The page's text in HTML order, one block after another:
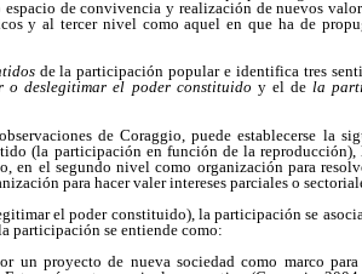
de convivencia y realización de nuevos
y al tercer nivel como aquel en que ha de
de la participación popular e identifica tres
deslegitimar el poder constituido y el dela
de Coraggio, puede establecerse la
(la participación en función de la
en el segundo nivel como organización para
para hacer valer intereses parciales o
el poder constituido), la participación se
participación se entiende como:
un proyecto de nueva sociedad como marco